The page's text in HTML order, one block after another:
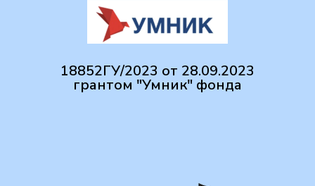
18852ГУ/2023 от 28.09.2023
грантом "Умник" фонда